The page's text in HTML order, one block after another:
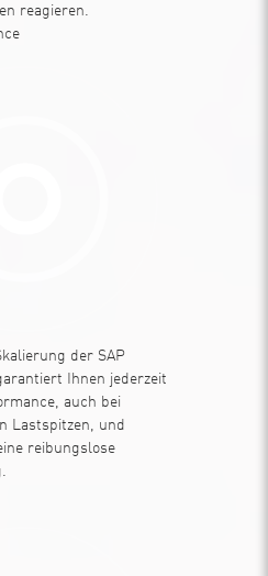
reagieren.
der SAP
Ihnen jederzeit
auch bei
Lastspitzen, und
reibungslose